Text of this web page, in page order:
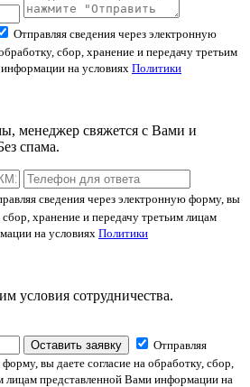
Отправляя сведения через электронную
сбор, хранение и передачу третьим
на условиях Политики
менеджер свяжется с Вами и
спама.
сведения через электронную форму, вы
сбор, хранение и передачу третьим лицам
на условиях Политики
условия сотрудничества.
Оставить заявку
Отправляя
вы даете согласие на обработку, сбор,
лицам представленной Вами информации на